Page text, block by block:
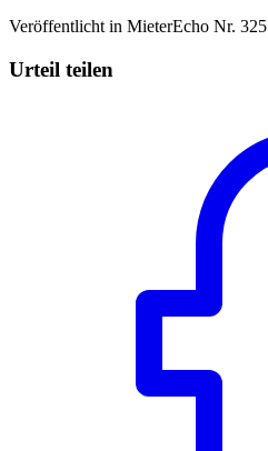
Veröffentlicht in MieterEcho Nr. 325
Urteil teilen